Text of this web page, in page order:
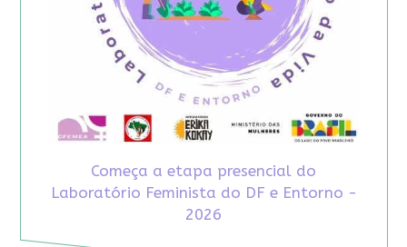
Começa a etapa presencial do
Laboratório Feminista do DF e Entorno -
2026